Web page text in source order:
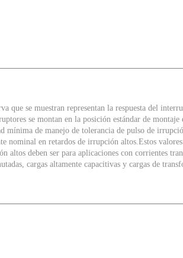
que se muestran representan la respuesta del
se montan en la posición estándar de
mínima de manejo de tolerancia de pulso de
nominal en retardos de irrupción altos.Estos
altos deben ser para aplicaciones con corrientes
cargas altamente capacitivas y cargas de